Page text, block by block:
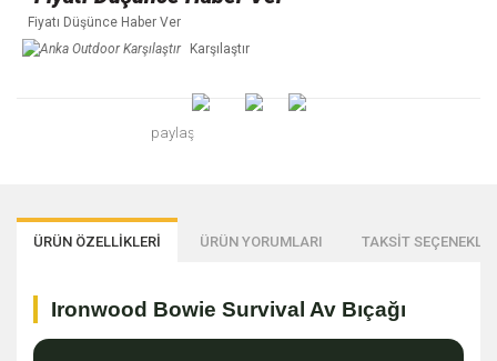
Fiyatı Düşünce Haber Ver
Karşılaştır
paylaş
ÜRÜN ÖZELLİKLERİ ÜRÜN YORUMLARI TAKSİT
Ironwood Bowie Survival Av Bıçağı